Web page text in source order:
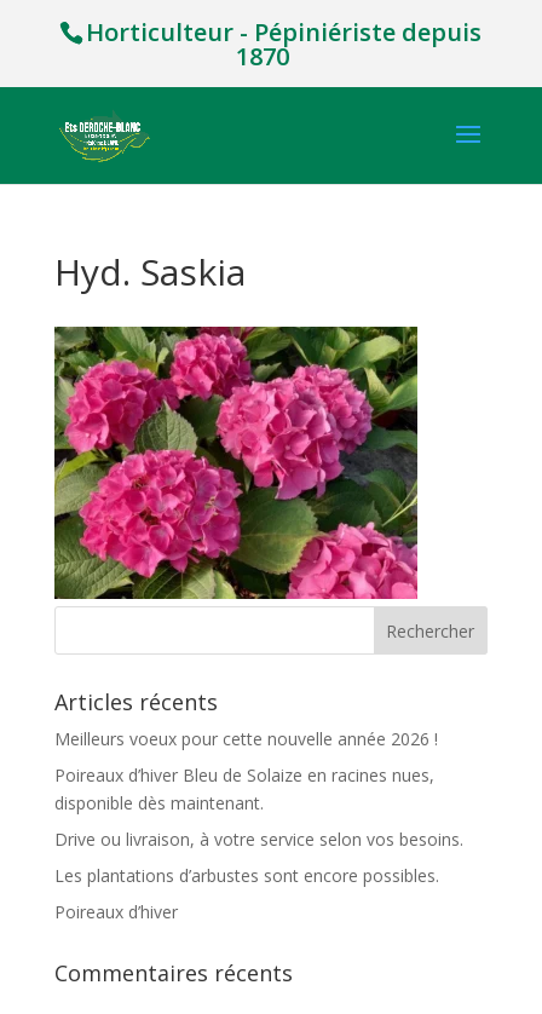
Horticulteur - Pépiniériste depuis
1870
Hyd. Saskia
Articles récents
Meilleurs voeux pour cette nouvelle année 2026 !
Poireaux d’hiver Bleu de Solaize en racines nues,
disponible dès maintenant.
Drive ou livraison, à votre service selon vos besoins.
Les plantations d’arbustes sont encore possibles.
Poireaux d’hiver
Commentaires récents